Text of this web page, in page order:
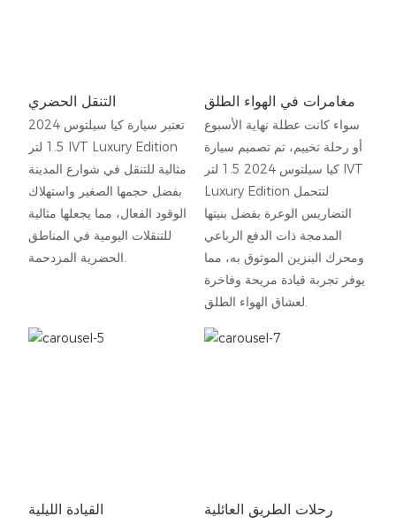
التنقل الحضري
تعتبر سيارة كيا سيلتوس 2024
1.5 لتر IVT Luxury Edition
مثالية للتنقل في شوارع المدينة
بفضل حجمها الصغير واستهلاك
الوقود الفعال، مما يجعلها مثالية
للتنقلات اليومية في المناطق
الحضرية المزدحمة.
مغامرات في الهواء الطلق
سواء كانت عطلة نهاية الأسبوع
أو رحلة تخييم، تم تصميم سيارة
كيا سيلتوس 2024 1.5 لتر IVT
Luxury Edition لتتحمل
التضاريس الوعرة بفضل بنيتها
المدمجة ذات الدفع الرباعي
ومحرك البنزين الموثوق به، مما
يوفر تجربة قيادة مريحة وفاخرة
لعشاق الهواء الطلق.
القيادة الليلية رحلات الطريق العائلية